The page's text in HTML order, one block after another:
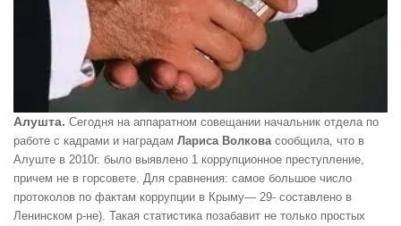
Алушта. Сегодня на аппаратном совещании начальник отдела по
работе с кадрами и наградам Лариса Волкова сообщила, что в
Алуште в 2010г. было выявлено 1 коррупционное преступление,
причем не в горсовете. Для сравнения: самое большое число
протоколов по фактам коррупции в Крыму— 29- составлено в
Ленинском р-не). Такая статистика позабавит не только простых